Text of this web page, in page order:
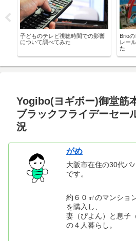
子どものテレビ視聴時間での影響
について調べてみた
Brio
レー
た
Yogibo(ヨギボー)御堂筋
ブラックフライデーセー
況
がめ
大阪市在住の30代パ
です。
約６０㎡のマンショ
を購入し、
妻（ぴよん）と息子
の４人暮らし。